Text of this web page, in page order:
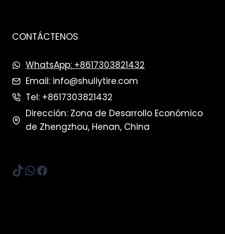
CONTÁCTENOS
WhatsApp: +8617303821432
Email: info@shuliytire.com
Tel: +8617303821432
Dirección: Zona de Desarrollo Económico
de Zhengzhou, Henan, China
TikTok
WhatsApp
Facebook